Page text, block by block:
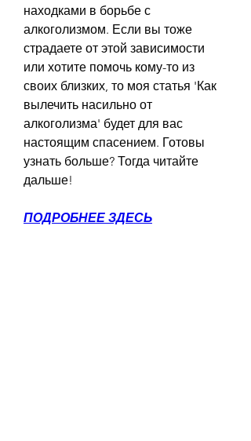
находками в борьбе с
алкоголизмом. Если вы тоже
страдаете от этой зависимости
или хотите помочь кому-то из
своих близких, то моя статья 'Как
вылечить насильно от
алкоголизма' будет для вас
настоящим спасением. Готовы
узнать больше? Тогда читайте
дальше!
ПОДРОБНЕЕ ЗДЕСЬ